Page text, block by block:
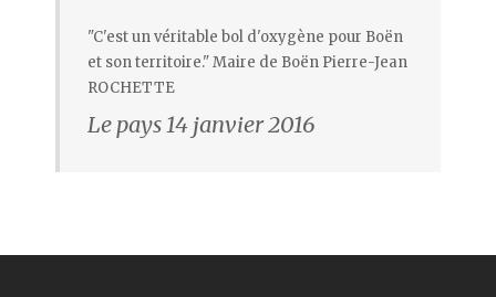
"C'est un véritable bol d'oxygène pour Boën
et son territoire." Maire de Boën Pierre-Jean
ROCHETTE
Le pays 14 janvier 2016